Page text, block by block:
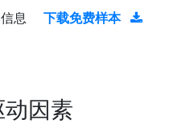
息 下载免费样本
因素